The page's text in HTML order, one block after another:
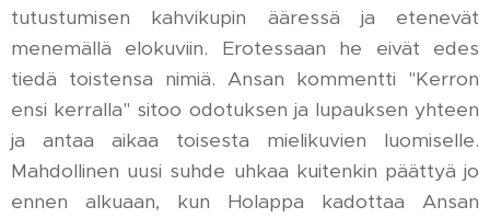
tutustumisen kahvikupin ääressä ja etenevät
menemällä elokuviin. Erotessaan he eivät edes
tiedä toistensa nimiä. Ansan kommentti "Kerron
ensi kerralla" sitoo odotuksen ja lupauksen yhteen
ja antaa aikaa toisesta mielikuvien luomiselle.
Mahdollinen uusi suhde uhkaa kuitenkin päättyä jo
ennen alkuaan, kun Holappa kadottaa Ansan